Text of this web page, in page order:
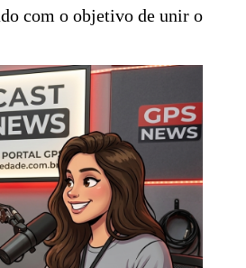
com o objetivo de unir o